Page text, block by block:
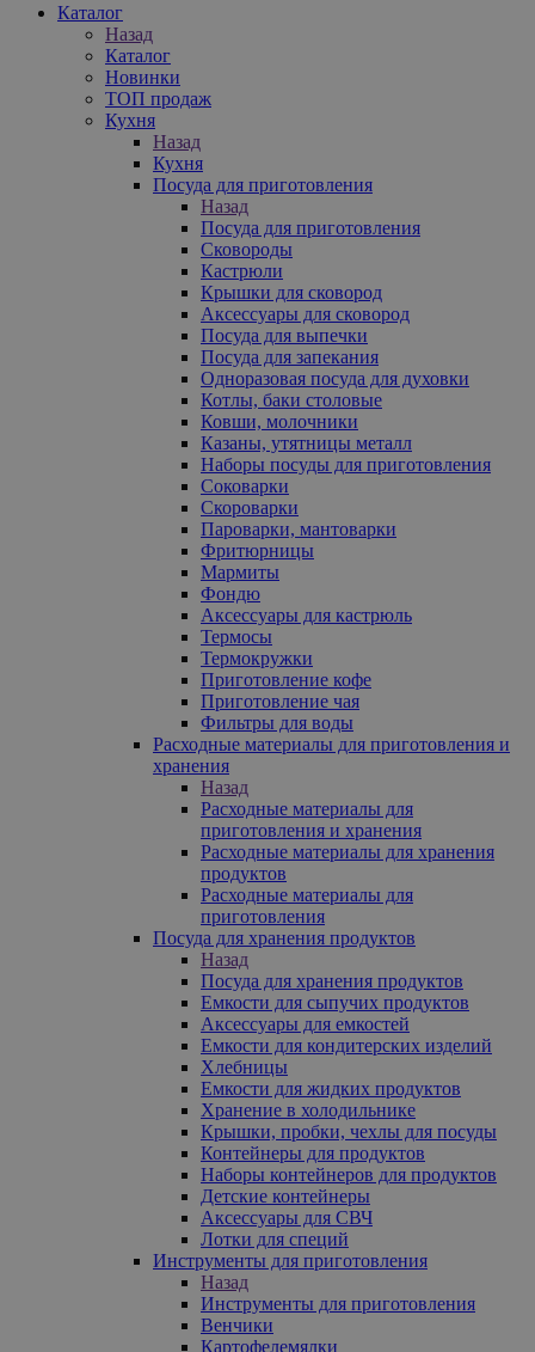
Каталог
Назад
Каталог
Новинки
ТОП продаж
Кухня
Назад
Кухня
Посуда для приготовления
Назад
Посуда для приготовления
Сковороды
Кастрюли
Крышки для сковород
Аксессуары для сковород
Посуда для выпечки
Посуда для запекания
Одноразовая посуда для духовки
Котлы, баки столовые
Ковши, молочники
Казаны, утятницы металл
Наборы посуды для приготовления
Соковарки
Скороварки
Пароварки, мантоварки
Фритюрницы
Мармиты
Фондю
Аксессуары для кастрюль
Термосы
Термокружки
Приготовление кофе
Приготовление чая
Фильтры для воды
Расходные материалы для приготовления и
хранения
Назад
Расходные материалы для
приготовления и хранения
Расходные материалы для хранения
продуктов
Расходные материалы для
приготовления
Посуда для хранения продуктов
Назад
Посуда для хранения продуктов
Емкости для сыпучих продуктов
Аксессуары для емкостей
Емкости для кондитерских изделий
Хлебницы
Емкости для жидких продуктов
Хранение в холодильнике
Крышки, пробки, чехлы для посуды
Контейнеры для продуктов
Наборы контейнеров для продуктов
Детские контейнеры
Аксессуары для СВЧ
Лотки для специй
Инструменты для приготовления
Назад
Инструменты для приготовления
Венчики
Картофелемялки